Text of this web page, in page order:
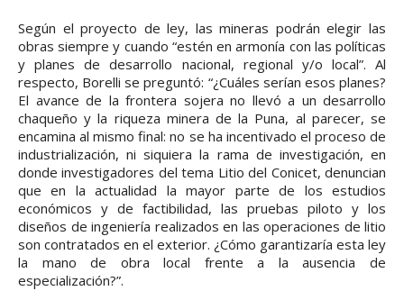
Según el proyecto de ley, las mineras podrán elegir las
obras siempre y cuando “estén en armonía con las políticas
y planes de desarrollo nacional, regional y/o local”. Al
respecto, Borelli se preguntó: “¿Cuáles serían esos planes?
El avance de la frontera sojera no llevó a un desarrollo
chaqueño y la riqueza minera de la Puna, al parecer, se
encamina al mismo final: no se ha incentivado el proceso de
industrialización, ni siquiera la rama de investigación, en
donde investigadores del tema Litio del Conicet, denuncian
que en la actualidad la mayor parte de los estudios
económicos y de factibilidad, las pruebas piloto y los
diseños de ingeniería realizados en las operaciones de litio
son contratados en el exterior. ¿Cómo garantizaría esta ley
la mano de obra local frente a la ausencia de
especialización?”.